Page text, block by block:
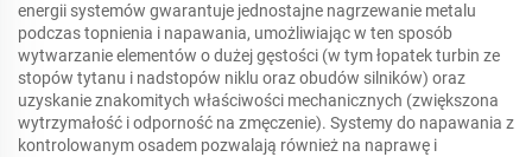
energii systemów gwarantuje jednostajne nagrzewanie metalu
podczas topnienia i napawania, umożliwiając w ten sposób
wytwarzanie elementów o dużej gęstości (w tym łopatek turbin ze
stopów tytanu i nadstopów niklu oraz obudów silników) oraz
uzyskanie znakomitych właściwości mechanicznych (zwiększona
wytrzymałość i odporność na zmęczenie). Systemy do napawania z
kontrolowanym osadem pozwalają również na naprawę i